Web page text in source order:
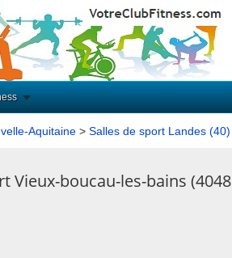
Aquitaine > Salles de sport Landes (40)
Vieux-boucau-les-bains